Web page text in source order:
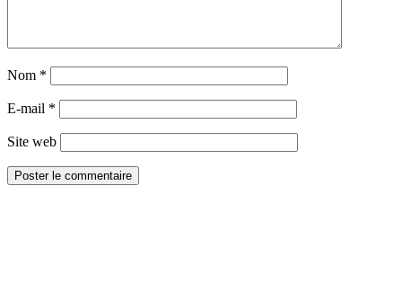
Nom *
E-mail *
Site web